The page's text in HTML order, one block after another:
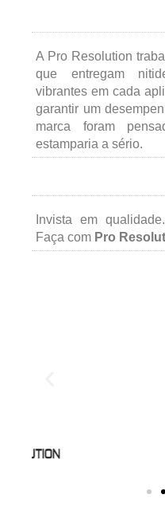
A Pro Resolution
que entregam
vibrantes em cada
garantir um
marca foram
estamparia a sério.
Invista em
Faça com Pro